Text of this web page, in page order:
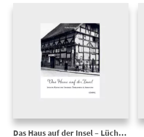
Das Haus auf der Insel – Lüchows Häuser…